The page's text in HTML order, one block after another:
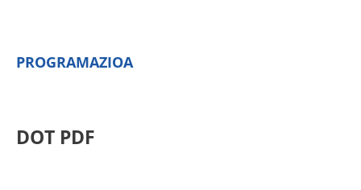
PROGRAMAZIOA
DOT PDF